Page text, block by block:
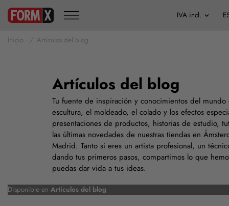
Inicio Artículos del blog
Artículos del blog
Tu fuente de inspiración y conocimientos del
escultura, el moldeado, el colado y los efectos
presentaciones de productos, historias de estudio,
las últimas novedades de nuestras tiendas en
Madrid. Tanto si eres un artista profesional, un
dando tus primeros pasos, compartimos lo que
puedas dar vida a tus ideas.
Disponible en Artículos del blog